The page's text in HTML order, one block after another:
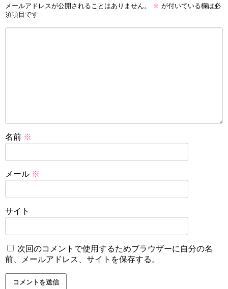
メールアドレスが公開されることはありません。 ※ が付いている欄は必
須項目です
名前 ※
メール ※
サイト
次回のコメントで使用するためブラウザーに自分の名
前、メールアドレス、サイトを保存する。